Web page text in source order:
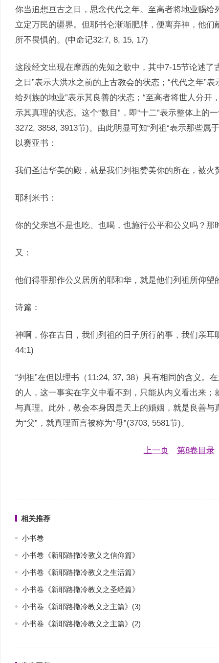
你当追想亘古之日，思念代代之年。至高者将地业赐
立定万民的疆界。但耶书仑渐渐肥胖，便离弃神，他
所不畏惧的。(申命记32:7, 8, 15, 17)
这段经文出现在摩西的先知之歌中，其中7-15节论述了
之日”表示大洪水之前的上古教会的状态；“代代之年”
给列族的地业”表示其良善的状态；“至高者将世人分开
示其真理的状态。这个“数目”，即“十二”表示整体上的
3272, 3858, 3913节)。由此明显可知“列祖“表示那些属
以赛亚书：
我们圣洁华美的殿，就是我们列祖赞美你的所在，被火
耶利米书：
你的父亲岂不是也吃、也喝，也施行公平和公义吗？那
又：
他们得罪那作公义居所的耶和华，就是他们列祖所仰望
诗篇：
神啊，你在古日，我们列祖的日子所行的事，我们亲
44:1)
“列祖”在但以理书（11:24, 37, 38）具有相同的含义。
的人，这一事实在字义中看不到，只能从内义看出来
与真理。此外，教会本身因是天上的婚姻，就是良善
为“父”，就真理而言被称为“母”(3703, 5581节)。
上一页 第8卷目录
相关推荐
小书卷
小书卷《新耶路撒冷教义之信仰篇》
小书卷《新耶路撒冷教义之生活篇》
小书卷《新耶路撒冷教义之圣经篇》
小书卷《新耶路撒冷教义之主篇》(3)
小书卷《新耶路撒冷教义之主篇》(2)